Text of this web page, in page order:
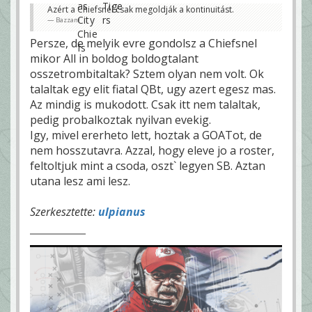
Azért a Chiefsnél csak megoldják a kontinuitást.
Bazzani
Persze, de melyik evre gondolsz a Chiefsnel
mikor All in boldog boldogtalant
osszetrombitaltak? Sztem olyan nem volt. Ok
talaltak egy elit fiatal QBt, ugy azert egesz mas.
Az mindig is mukodott. Csak itt nem talaltak,
pedig probalkoztak nyilvan evekig.
Igy, mivel ererheto lett, hoztak a GOATot, de
nem hosszutavra. Azzal, hogy eleve jo a roster,
feltoltjuk mint a csoda, oszt` legyen SB. Aztan
utana lesz ami lesz.
Szerkesztette: ulpianus